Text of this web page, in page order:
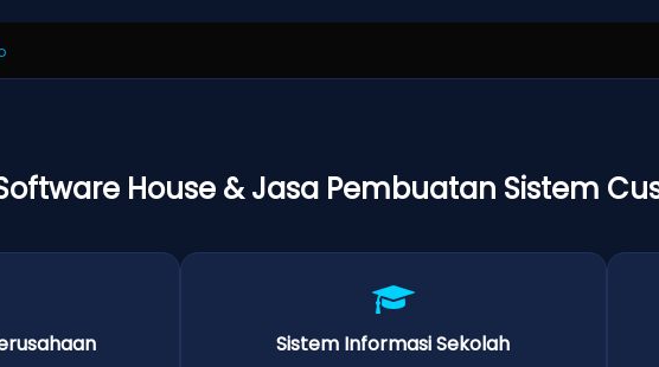
House & Jasa Pembuatan Sistem
Sistem Informasi Sekolah